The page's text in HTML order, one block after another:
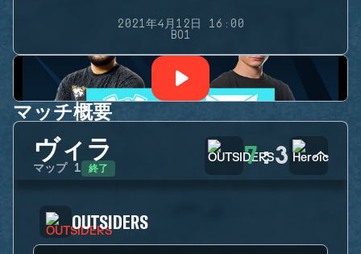
2021年4月12日 16:00
BO1
マッチ概要
ヴィラ
マップ 1 終了 7:3
OUTSIDERS